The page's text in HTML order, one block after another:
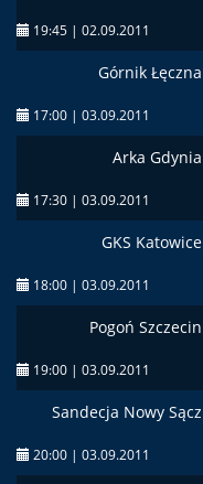
19:45 | 02.09.2011
Górnik Łęczna
17:00 | 03.09.2011
Arka Gdynia
17:30 | 03.09.2011
GKS Katowice
18:00 | 03.09.2011
Pogoń Szczecin
19:00 | 03.09.2011
Sandecja Nowy Sącz
20:00 | 03.09.2011